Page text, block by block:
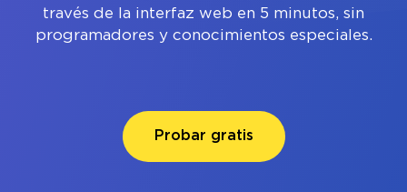
través de la interfaz web en 5 minutos, sin
programadores y conocimientos especiales.
Probar gratis